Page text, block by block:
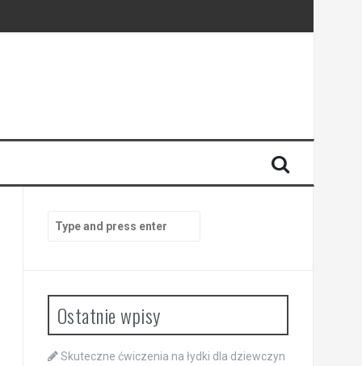
for:
Ostatnie wpisy
Skuteczne ćwiczenia na łydki dla dziewczyn